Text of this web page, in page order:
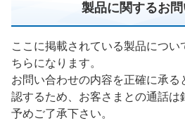
製品に関するお
ここに掲載されている製品につい
ちらになります。
お問い合わせの内容を正確に承る
認するため、お客さまとの通話は
予めご了承下さい。